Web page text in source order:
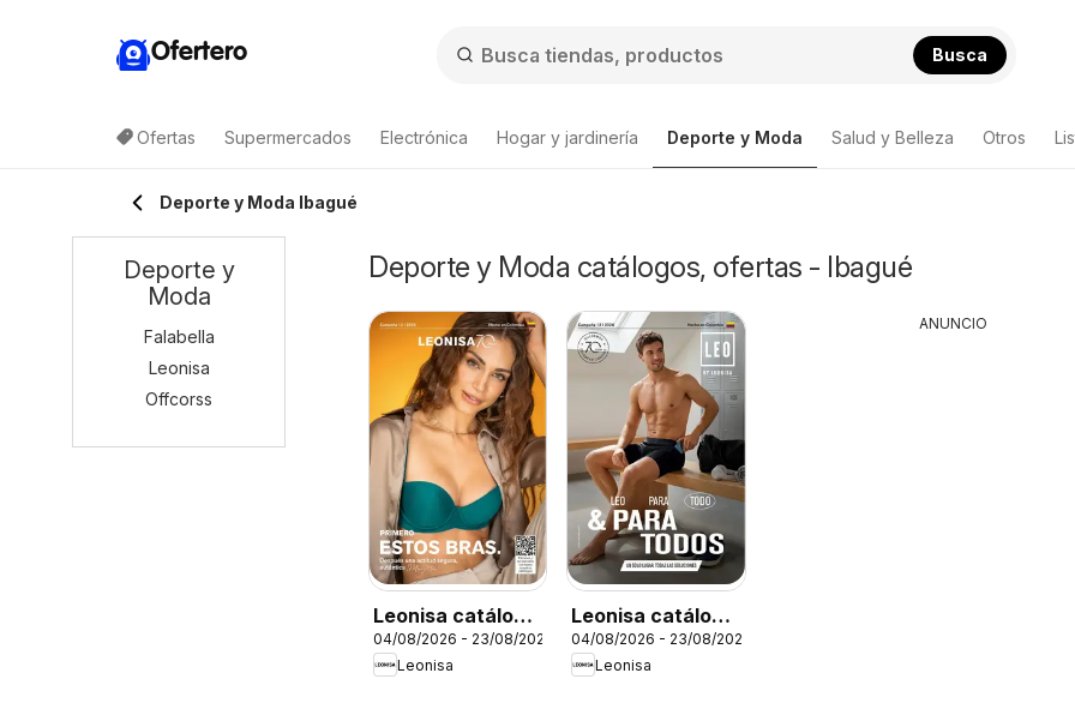
Ofertero Busca
Ofertas Supermercados Electrónica Hogar y jardinería Deporte y Moda Salud y Belleza Otros
Deporte y Moda Ibagué
Deporte y Moda catálogos, ofertas - Ibagué
Leonisa catálogo
campaña 12 70
anos
04/08/2026 - 23/08/2026
Leonisa
Leonisa catálogo
Campaña 12
04/08/2026 - 23/08/2026
Leonisa
ANUNCIO
Deporte y
Moda
Falabella
Leonisa
Offcorss